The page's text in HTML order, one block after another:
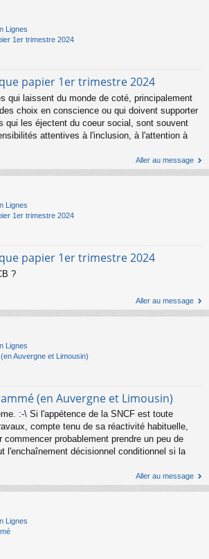
Lignes
1er trimestre 2024
papier 1er trimestre 2024
qui laissent du monde de coté, principalement
choix en conscience ou qui doivent supporter
qui les éjectent du coeur social, sont souvent
attentives à l'inclusion, à l'attention à
Aller au message
Lignes
1er trimestre 2024
papier 1er trimestre 2024
?
Aller au message
Lignes
Auvergne et Limousin)
(en Auvergne et Limousin)
:-\ Si l'appétence de la SNCF est toute
compte tenu de sa réactivité habituelle,
commencer probablement prendre un peu de
l'enchaînement décisionnel conditionnel si la
Aller au message
Lignes